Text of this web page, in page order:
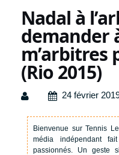
Nadal à
demander
m’arbitres
(Rio 2015)
24 février
Bienvenue sur Tennis
média indépendant
passionnés. Un geste